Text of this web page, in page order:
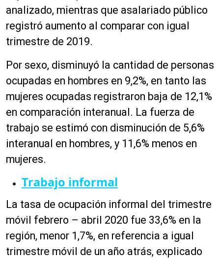
analizado, mientras que asalariado público
registró aumento al comparar con igual
trimestre de 2019.
Por sexo, disminuyó la cantidad de personas
ocupadas en hombres en 9,2%, en tanto las
mujeres ocupadas registraron baja de 12,1%
en comparación interanual. La fuerza de
trabajo se estimó con disminución de 5,6%
interanual en hombres, y 11,6% menos en
mujeres.
Trabajo informal
La tasa de ocupación informal del trimestre
móvil febrero – abril 2020 fue 33,6% en la
región, menor 1,7%, en referencia a igual
trimestre móvil de un año atrás, explicado